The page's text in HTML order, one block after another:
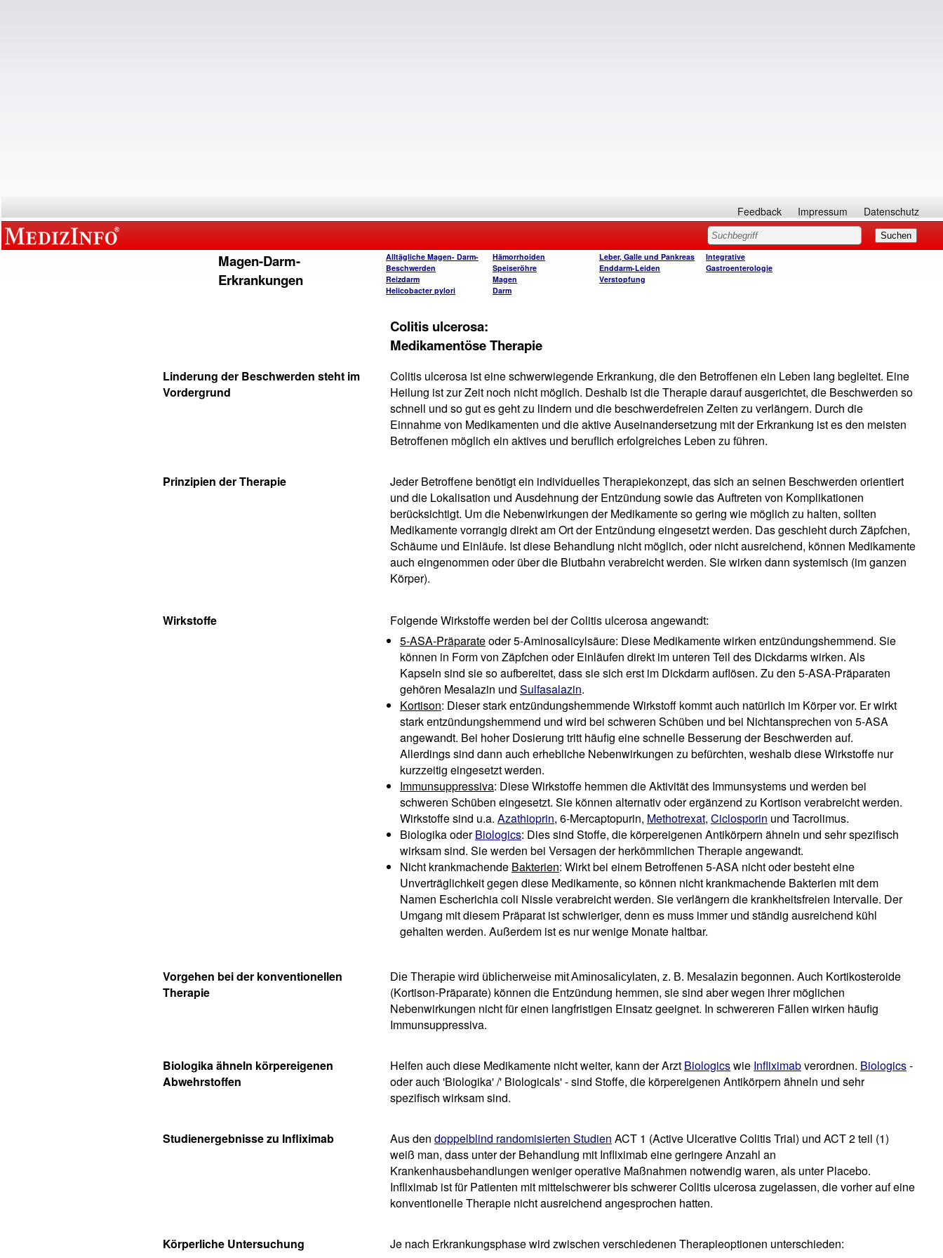
Feedback Impressum Datenschutz
Magen-Darm-
Erkrankungen
Alltägliche Magen- Darm-
Beschwerden
Reizdarm
Helicobacter pylori
Hämorrhoiden
Speiseröhre
Magen
Darm
Leber, Galle und Pankreas
Enddarm-Leiden
Verstopfung
Integrative
Gastroenterologie
Colitis ulcerosa:
Medikamentöse Therapie
Linderung der Beschwerden steht im
Vordergrund
Colitis ulcerosa ist eine schwerwiegende Erkrankung, die den Betroffenen ein Leben lang begleitet. Eine
Heilung ist zur Zeit noch nicht möglich. Deshalb ist die Therapie darauf ausgerichtet, die Beschwerden so
schnell und so gut es geht zu lindern und die beschwerdefreien Zeiten zu verlängern. Durch die
Einnahme von Medikamenten und die aktive Auseinandersetzung mit der Erkrankung ist es den meisten
Betroffenen möglich ein aktives und beruflich erfolgreiches Leben zu führen.
Prinzipien der Therapie
Jeder Betroffene benötigt ein individuelles Therapiekonzept, das sich an seinen Beschwerden orientiert
und die Lokalisation und Ausdehnung der Entzündung sowie das Auftreten von Komplikationen
berücksichtigt. Um die Nebenwirkungen der Medikamente so gering wie möglich zu halten, sollten
Medikamente vorrangig direkt am Ort der Entzündung eingesetzt werden. Das geschieht durch Zäpfchen,
Schäume und Einläufe. Ist diese Behandlung nicht möglich, oder nicht ausreichend, können Medikamente
auch eingenommen oder über die Blutbahn verabreicht werden. Sie wirken dann systemisch (im ganzen
Körper).
Wirkstoffe
Folgende Wirkstoffe werden bei der Colitis ulcerosa angewandt:
5-ASA-Präparateoder 5-Aminosalicylsäure: Diese Medikamente wirken entzündungshemmend. Sie
können in Form von Zäpfchen oder Einläufen direkt im unteren Teil des Dickdarms wirken. Als
Kapseln sind sie so aufbereitet, dass sie sich erst im Dickdarm auflösen. Zu den 5-ASA-Präparaten
gehören Mesalazin und Sulfasalazin.
Kortison: Dieser stark entzündungshemmende Wirkstoff kommt auch natürlich im Körper vor. Er wirkt
stark entzündungshemmend und wird bei schweren Schüben und bei Nichtansprechen von 5-ASA
angewandt. Bei hoher Dosierung tritt häufig eine schnelle Besserung der Beschwerden auf.
Allerdings sind dann auch erhebliche Nebenwirkungen zu befürchten, weshalb diese Wirkstoffe nur
kurzzeitig eingesetzt werden.
Immunsuppressiva: Diese Wirkstoffe hemmen die Aktivität des Immunsystems und werden bei
schweren Schüben eingesetzt. Sie können alternativ oder ergänzend zu Kortison verabreicht werden.
Wirkstoffe sind u.a. Azathioprin, 6-Mercaptopurin, Methotrexat, Ciclosporin und Tacrolimus.
Biologika oderBiologics: Dies sind Stoffe, die körpereigenen Antikörpern ähneln und sehr spezifisch
wirksam sind. Sie werden bei Versagen der herkömmlichen Therapie angewandt.
Nicht krankmachende Bakterien: Wirkt bei einem Betroffenen 5-ASA nicht oder besteht eine
Unverträglichkeit gegen diese Medikamente, so können nicht krankmachende Bakterien mit dem
Namen Escherichia coli Nissle verabreicht werden. Sie verlängern die krankheitsfreien Intervalle. Der
Umgang mit diesem Präparat ist schwieriger, denn es muss immer und ständig ausreichend kühl
gehalten werden. Außerdem ist es nur wenige Monate haltbar.
Vorgehen bei der konventionellen
Therapie
Die Therapie wird üblicherweise mit Aminosalicylaten, z. B. Mesalazin begonnen. Auch Kortikosteroide
(Kortison-Präparate) können die Entzündung hemmen, sie sind aber wegen ihrer möglichen
Nebenwirkungen nicht für einen langfristigen Einsatz geeignet. In schwereren Fällen wirken häufig
Immunsuppressiva.
Biologika ähneln körpereigenen
Abwehrstoffen
Helfen auch diese Medikamente nicht weiter, kann der Arzt Biologicswie Infliximabverordnen. Biologics-
oder auch 'Biologika' /' Biologicals' - sind Stoffe, die körpereigenen Antikörpern ähneln und sehr
spezifisch wirksam sind.
Studienergebnisse zu Infliximab Aus den doppelblind randomisierten Studien ACT 1 (Active Ulcerative Colitis Trial) und ACT 2 teil (1)
weiß man, dass unter der Behandlung mit Infliximab eine geringere Anzahl an
Krankenhausbehandlungen weniger operative Maßnahmen notwendig waren, als unter Placebo.
Infliximab ist für Patienten mit mittelschwerer bis schwerer Colitis ulcerosa zugelassen, die vorher auf eine
konventionelle Therapie nicht ausreichend angesprochen hatten.
Körperliche Untersuchung
Je nach Erkrankungsphase wird zwischen verschiedenen Therapieoptionen unterschieden: